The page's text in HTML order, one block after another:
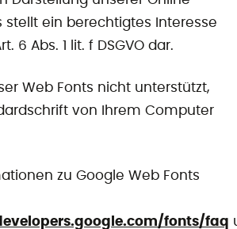
stellt ein berechtigtes Interesse
6 Abs. 1 lit. f DSGVO dar.
Web Fonts nicht unterstützt,
von Ihrem Computer
zu Google Web Fonts
fonts/faq